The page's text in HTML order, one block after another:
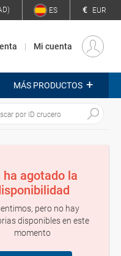
ES € EUR
Mi cuenta
MÁS PRODUCTOS +
ha agotado la
pero no hay
disponibles en este
momento